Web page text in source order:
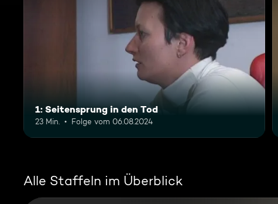
1: Seitensprung in den Tod
23 Min. Folge vom 06.08.2024
Alle Staffeln im Überblick